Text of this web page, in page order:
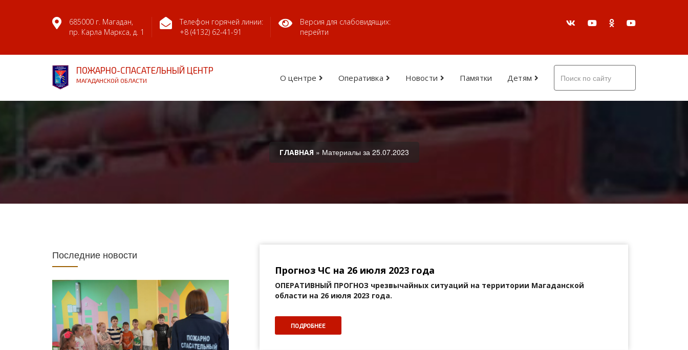
685000 г. Магадан,
пр. Карла Маркса, д. 1
Телефон горячей линии:
+8 (4132) 62-41-91
Версия для слабовидящих:
перейти
ПОЖАРНО-СПАСАТЕЛЬНЫЙ ЦЕНТР
МАГАДАНСКОЙ ОБЛАСТИ О центре Оперативка Новости Памятки Детям
ГЛАВНАЯ » Материалы за 25.07.2023
Прогноз ЧС на 26 июля 2023 года
ОПЕРАТИВНЫЙ ПРОГНОЗ чрезвычайных ситуаций на территории Магаданской
области на 26 июля 2023 года.
ПОДРОБНЕЕ
Последние новости